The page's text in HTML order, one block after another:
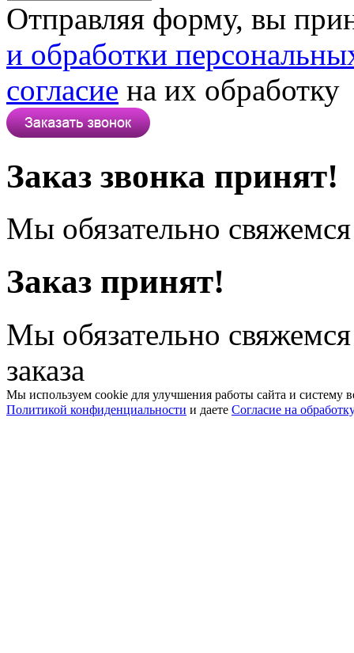
Отправляя форму, вы
и обработки
согласие на их обработку
Заказ звонка принят!
Мы обязательно
Заказ принят!
Мы обязательно
заказа
Мы используем cookie для улучшения работы сайта и систему
Политикой конфиденциальности и даете Согласие на